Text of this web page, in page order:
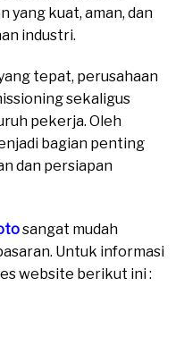
yang kuat, aman, dan
industri.
tepat, perusahaan
sekaligus
pekerja. Oleh
bagian penting
dan persiapan
sangat mudah
Untuk informasi
website berikut ini :